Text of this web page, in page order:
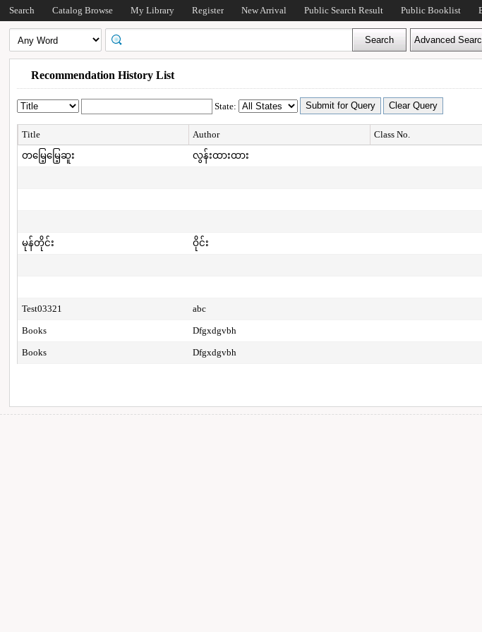
Search Catalog Browse My Library Register New Arrival Public Search Result Public Booklist
Recommendation History List
State:
Title Author Class No.
တမြေ့မြေ့ဆူး
လွန်းထားထား
မုန်တိုင်း ဝိုင်း
Test03321 abc
Books Dfgxdgvbh
Books Dfgxdgvbh